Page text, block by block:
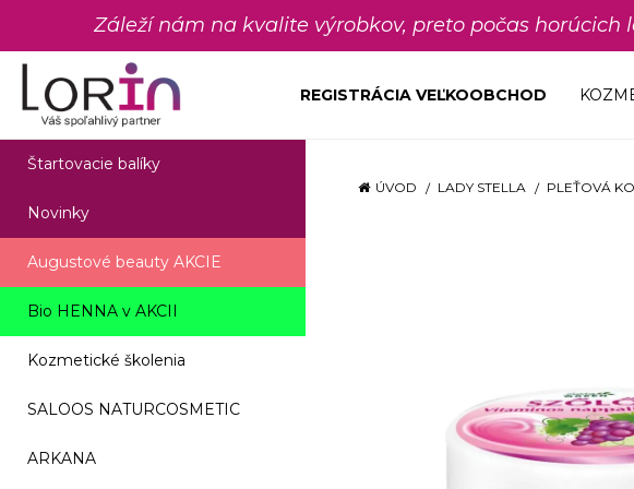
Záleží nám na kvalite výrobkov, preto počas
REGISTRÁCIA VEĽKOOBCHOD
Štartovacie balíky
Novinky
Augustové beauty AKCIE
Bio HENNA v AKCII
Kozmetické školenia
SALOOS NATURCOSMETIC
ARKANA
ÚVOD LADY STELLA PLEŤOVÁ